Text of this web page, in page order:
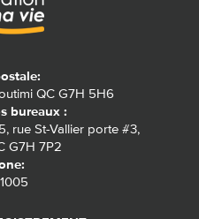
QC G7H 5H6
bureaux :
rue St-Vallier porte #3,
G7H 7P2